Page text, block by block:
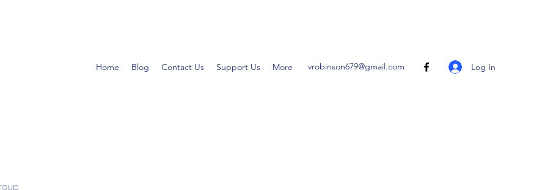
Home Blog Contact Us Support Us More vrobinson679@gmail.com Log In